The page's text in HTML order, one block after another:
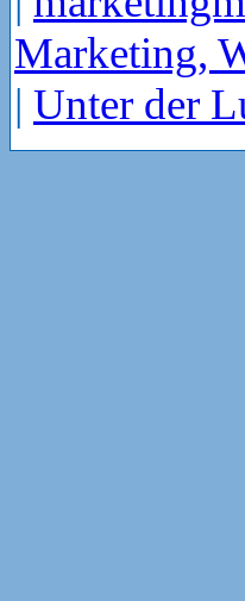
Marketing,
| Unter der